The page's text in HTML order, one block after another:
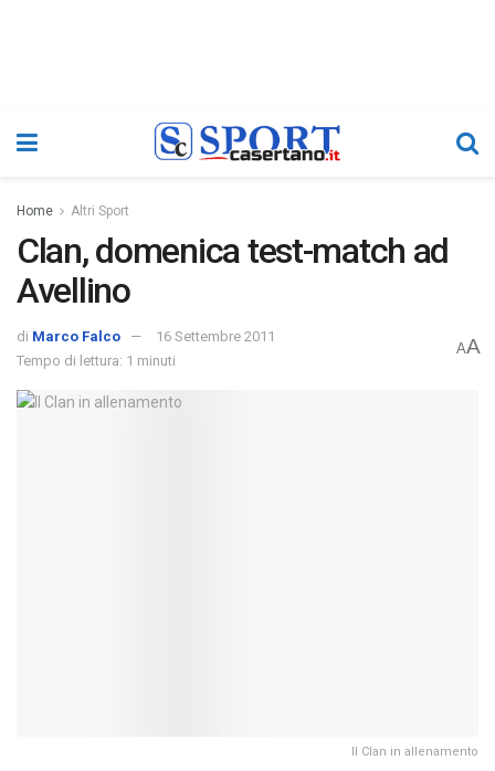
Home Altri Sport
Clan, domenica test-match ad
Avellino
di Marco Falco
16 Settembre 2011
Tempo di lettura: 1 minuti
AA
Il Clan in allenamento